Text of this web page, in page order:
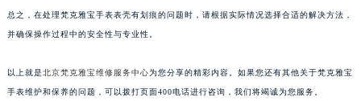
总之，在处理梵克雅宝手表表壳有划痕的问题时，请根据实际情况选择合适的解决方法，
并确保操作过程中的安全性与专业性。
以上就是北京梵克雅宝维修服务中心为您分享的精彩内容。如果您还有其他关于梵克雅宝
手表维护和保养的问题，可以拨打页面400电话进行咨询，我们将竭诚为您服务。